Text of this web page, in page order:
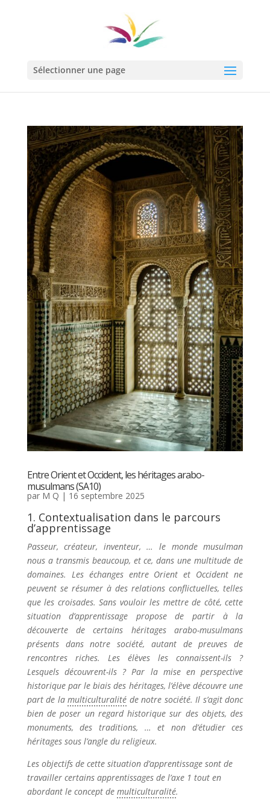
Sélectionner une page
Entre Orient et Occident, les héritages arabo-
musulmans (SA10)
par M Q | 16 septembre 2025
1. Contextualisation dans le parcours
d’apprentissage
Passeur, créateur, inventeur, … le monde musulman
nous a transmis beaucoup, et ce, dans une multitude de
domaines. Les échanges entre Orient et Occident ne
peuvent se résumer à des relations conflictuelles, telles
que les croisades. Sans vouloir les mettre de côté, cette
situation d’apprentissage propose de partir à la
découverte de certains héritages arabo-musulmans
présents dans notre société, autant de preuves de
rencontres riches. Les élèves les connaissent-ils ?
Lesquels découvrent-ils ? Par la mise en perspective
historique par le biais des héritages, l’élève découvre une
part de lamulticulturalité de notre société. Il s’agit donc
bien de poser un regard historique sur des objets, des
monuments, des traditions, … et non d’étudier ces
héritages sous l’angle du religieux.
Les objectifs de cette situation d’apprentissage sont de
travailler certains apprentissages de l’axe 1 tout en
abordant le concept de multiculturalité.